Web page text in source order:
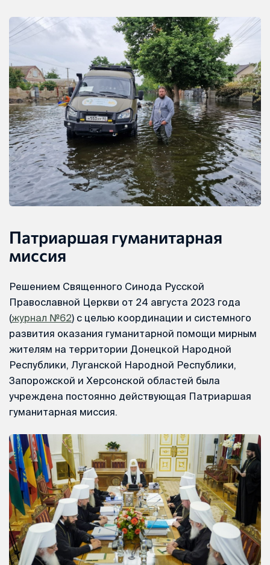
Патриаршая гуманитарная
миссия
Решением Священного Синода Русской
Православной Церкви от 24 августа 2023 года
(журнал №62) с целью координации и системного
развития оказания гуманитарной помощи мирным
жителям на территории Донецкой Народной
Республики, Луганской Народной Республики,
Запорожской и Херсонской областей была
учреждена постоянно действующая Патриаршая
гуманитарная миссия.